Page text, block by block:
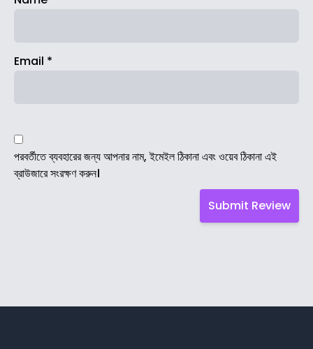
Email *
পরবর্তীতে ব্যবহারের জন্য আপনার নাম, ইমেইল ঠিকানা এবং ওয়েব ঠিকানা এই
ব্রাউজারে সংরক্ষণ করুন।